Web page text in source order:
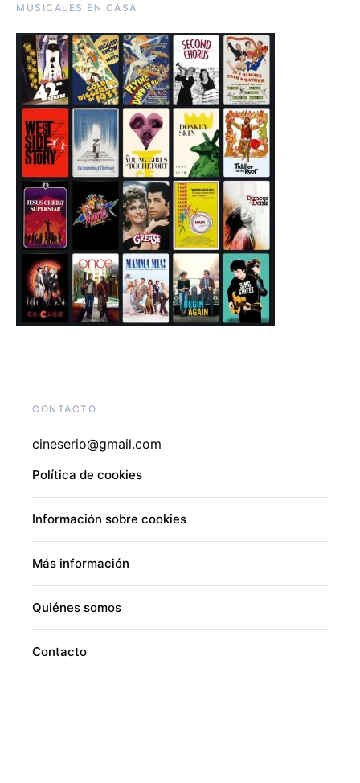
MUSICALES EN CASA
CONTACTO
cineserio@gmail.com
Política de cookies
Información sobre cookies
Más información
Quiénes somos
Contacto